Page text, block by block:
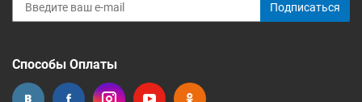
Подписаться
Способы Оплаты